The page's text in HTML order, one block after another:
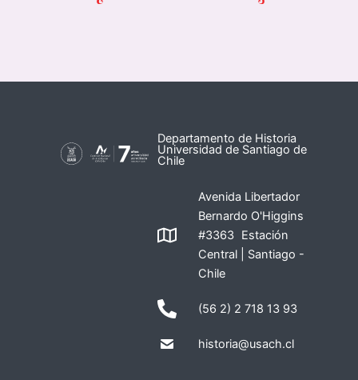
Departamento de Historia
Universidad de Santiago de
Chile
Avenida Libertador
Bernardo O'Higgins
#3363 Estación
Central | Santiago -
Chile
(56 2) 2 718 13 93
historia@usach.cl